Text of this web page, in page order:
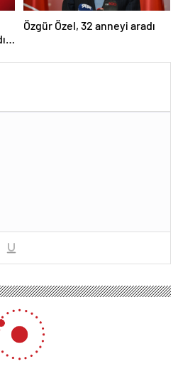
Özgür Özel, 32 anneyi aradı